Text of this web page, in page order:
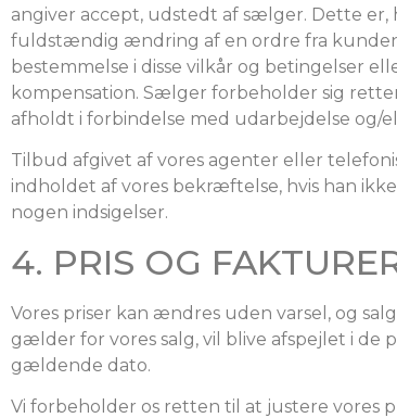
angiver accept, udstedt af sælger. Dette
fuldstændig ændring af en ordre fra
bestemmelse i disse vilkår og betingelser
kompensation. Sælger forbeholder sig
afholdt i forbindelse med udarbejdelse og/
Tilbud afgivet af vores agenter eller
indholdet af vores bekræftelse, hvis han
nogen indsigelser.
4. PRIS OG
Vores priser kan ændres uden varsel, og
gælder for vores salg, vil blive afspejlet i de
gældende dato.
Vi forbeholder os retten til at justere vores